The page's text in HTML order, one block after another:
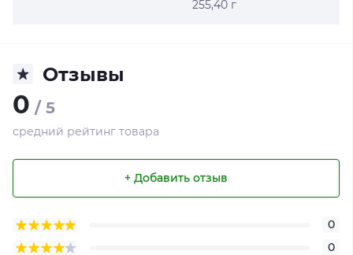
255,40 г
Отзывы
0 / 5
средний рейтинг товара
+ Добавить отзыв
0
0